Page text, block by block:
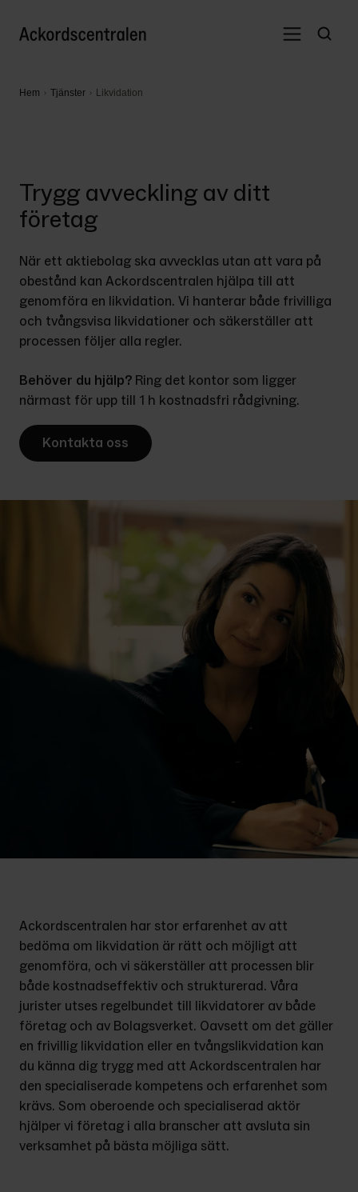
Hem Tjänster Likvidation
Trygg avveckling av ditt
företag
När ett aktiebolag ska avvecklas utan att vara på
obestånd kan Ackordscentralen hjälpa till att
genomföra en likvidation. Vi hanterar både frivilliga
och tvångsvisa likvidationer och säkerställer att
processen följer alla regler.
Behöver du hjälp? Ring det kontor som ligger
närmast för upp till 1 h kostnadsfri rådgivning.
Kontakta oss
Ackordscentralen har stor erfarenhet av att
bedöma om likvidation är rätt och möjligt att
genomföra, och vi säkerställer att processen blir
både kostnadseffektiv och strukturerad. Våra
jurister utses regelbundet till likvidatorer av både
företag och av Bolagsverket. Oavsett om det gäller
en frivillig likvidation eller en tvångslikvidation kan
du känna dig trygg med att Ackordscentralen har
den specialiserade kompetens och erfarenhet som
krävs. Som oberoende och specialiserad aktör
hjälper vi företag i alla branscher att avsluta sin
verksamhet på bästa möjliga sätt.